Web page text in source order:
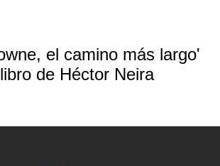
el camino más largo'
de Héctor Neira